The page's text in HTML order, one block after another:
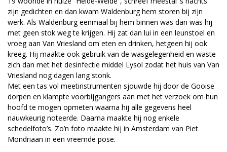
zijn gedichten en dan kwam Waldenburg hem storen bij zijn
werk. Als Waldenburg eenmaal bij hem binnen was dan was hij
met geen stok weg te krijgen. Hij zat dan lui in een leunstoel en
vroeg aan Van Vriesland om eten en drinken, hetgeen hij ook
kreeg. Hij maakte ook gebruik van de wasgelegenheid en waste
zich dan met het desinfectie middel Lysol zodat het huis van Van
Vriesland nog dagen lang stonk.
Met een tas vol meetinstrumenten sjouwde hij door de Gooise
dorpen en klampte voorbijgangers aan met het verzoek om hun
hoofd te mogen opmeten waarna hij alle gegevens heel
nauwkeurig noteerde. Daarna maakte hij nog enkele
schedelfoto’s. Zo’n foto maakte hij in Amsterdam van Piet
Mondriaan in een vreemde pose.